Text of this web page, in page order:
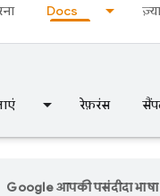
Docs
रेफ़रंस
Google आपकी पसंदीदा